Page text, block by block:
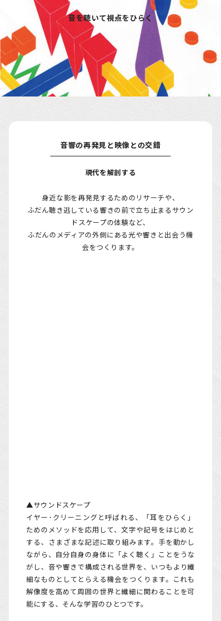
音を聴いて視点をひらく
音響の再発見と映像との交錯
現代を解剖する
身近な影を再発見するためのリサーチや、
ふだん聴き逃している響きの前で立ち止まるサウン
ドスケープの体験など、
ふだんのメディアの外側にある光や響きと出会う機
会をつくります。
▲サウンドスケープ
イヤー･クリーニングと呼ばれる、「耳をひらく」
ためのメソッドを応用して、文字や記号をはじめと
する、さまざまな記述に取り組みます。手を動かし
ながら、自分自身の身体に「よく聴く」ことをうな
がし、音や響きで構成される世界を、いつもより繊
細なものとしてとらえる機会をつくります。これも
解像度を高めて周囲の世界と繊細に関わることを可
能にする、そんな学習のひとつです。